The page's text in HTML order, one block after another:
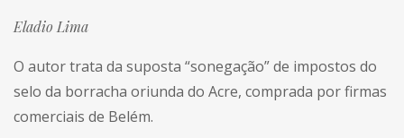
Eladio Lima
O autor trata da suposta “sonegação” de impostos do
selo da borracha oriunda do Acre, comprada por firmas
comerciais de Belém.